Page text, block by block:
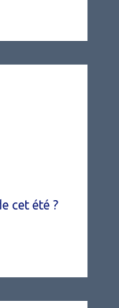
cet été ?